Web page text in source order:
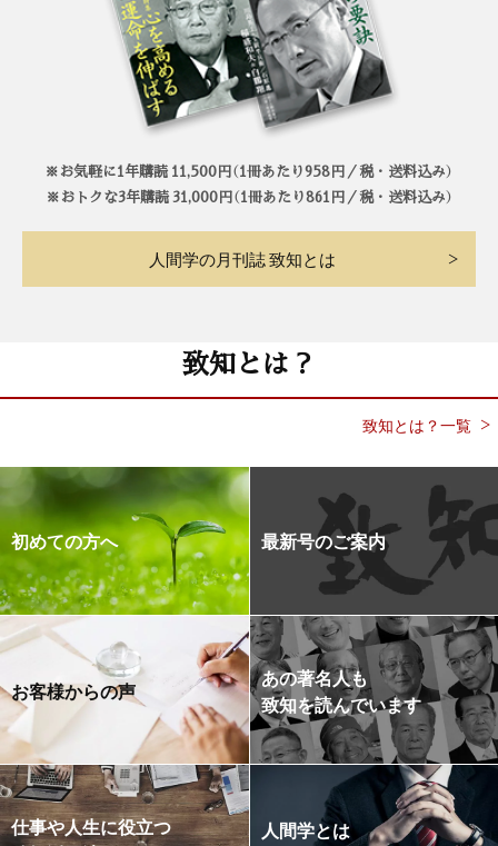
※お気軽に1年購読 11,500円（1冊あたり958円／税・送料込み）
※おトクな3年購読 31,000円（1冊あたり861円／税・送料込み）
人間学の月刊誌 致知とは
致知とは？
致知とは？一覧
初めての方へ 最新号のご案内
お客様からの声
あの著名人も
致知を読んでいます
仕事や人生に役立つ
人間学とは